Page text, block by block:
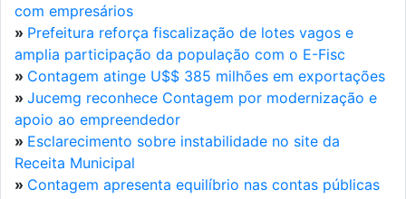
com empresários
» Prefeitura reforça fiscalização de lotes vagos e
amplia participação da população com o E-Fisc
» Contagem atinge U$$ 385 milhões em exportações
» Jucemg reconhece Contagem por modernização e
apoio ao empreendedor
» Esclarecimento sobre instabilidade no site da
Receita Municipal
» Contagem apresenta equilíbrio nas contas públicas